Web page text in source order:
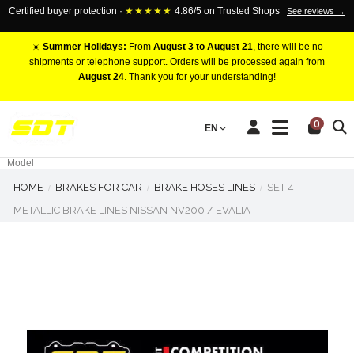
Certified buyer protection · ★★★★★ 4.86/5 on Trusted Shops See reviews →
☀️ Summer Holidays: From August 3 to August 21, there will be no
shipments or telephone support. Orders will be processed again from
August 24. Thank you for your understanding!
EN 0
RACING BRAKE CALIPERS
Marca
Model
HOME BRAKES FOR CAR BRAKE HOSES LINES
SET 4
METALLIC BRAKE LINES NISSAN NV200 / EVALIA